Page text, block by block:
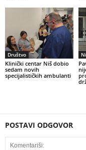
Društvo
Klinički centar Niš dobio
sedam novih
specijalističkih ambulanti
POSTAVI ODGOVOR